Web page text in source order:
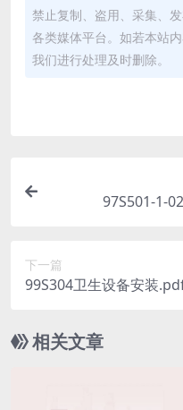
禁止复制、盗用、采集、
各类媒体平台。如若本站
我们进行处理及时删除。
97S501-1-
下一篇
99S304卫生设备安装
相关文章